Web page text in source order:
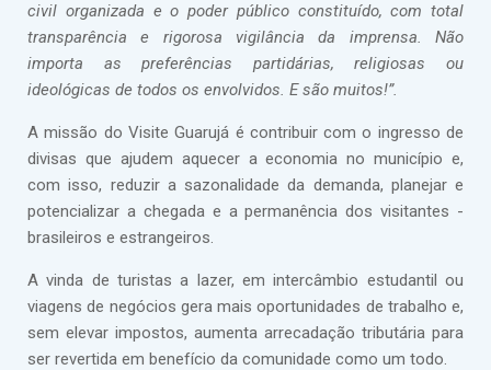
civil organizada e o poder público constituído, com total
transparência e rigorosa vigilância da imprensa. Não
importa as preferências partidárias, religiosas ou
ideológicas de todos os envolvidos. E são muitos!”.
A missão do Visite Guarujá é contribuir com o ingresso de
divisas que ajudem aquecer a economia no município e,
com isso, reduzir a sazonalidade da demanda, planejar e
potencializar a chegada e a permanência dos visitantes -
brasileiros e estrangeiros.
A vinda de turistas a lazer, em intercâmbio estudantil ou
viagens de negócios gera mais oportunidades de trabalho e,
sem elevar impostos, aumenta arrecadação tributária para
ser revertida em benefício da comunidade como um todo.